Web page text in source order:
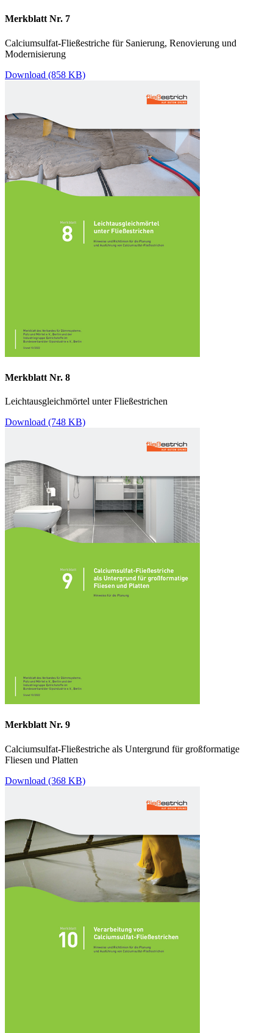
Merkblatt Nr. 7
Calciumsulfat-Fließestriche für Sanierung, Renovierung und
Modernisierung
Download (858 KB)
Merkblatt Nr. 8
Leichtausgleichmörtel unter Fließestrichen
Download (748 KB)
Merkblatt Nr. 9
Calciumsulfat-Fließestriche als Untergrund für großformatige
Fliesen und Platten
Download (368 KB)